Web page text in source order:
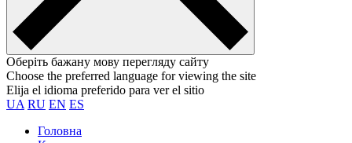
Оберіть бажану мову перегляду сайту
Choose the preferred language for viewing the site
Elija el idioma preferido para ver el sitio
UA RU EN ES
Головна